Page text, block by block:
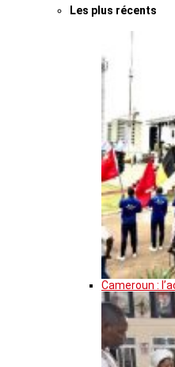
Les plus récents
Cameroun :